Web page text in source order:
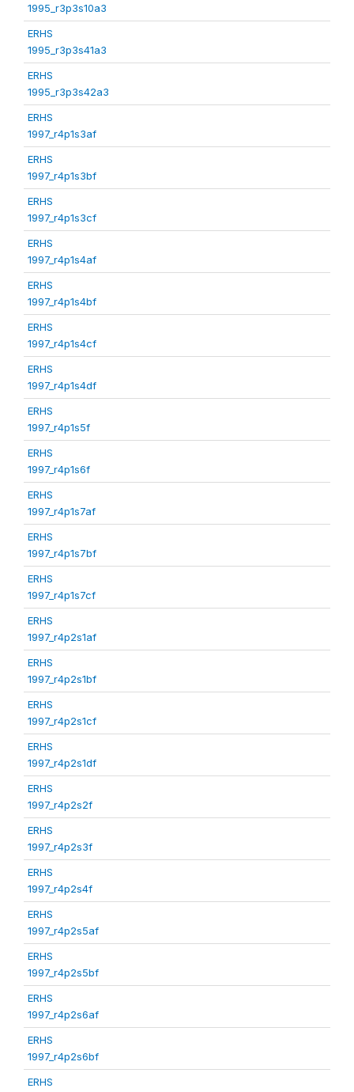
1995_r3p3s10a3
ERHS
1995_r3p3s41a3
ERHS
1995_r3p3s42a3
ERHS
1997_r4p1s3af
ERHS
1997_r4p1s3bf
ERHS
1997_r4p1s3cf
ERHS
1997_r4p1s4af
ERHS
1997_r4p1s4bf
ERHS
1997_r4p1s4cf
ERHS
1997_r4p1s4df
ERHS
1997_r4p1s5f
ERHS
1997_r4p1s6f
ERHS
1997_r4p1s7af
ERHS
1997_r4p1s7bf
ERHS
1997_r4p1s7cf
ERHS
1997_r4p2s1af
ERHS
1997_r4p2s1bf
ERHS
1997_r4p2s1cf
ERHS
1997_r4p2s1df
ERHS
1997_r4p2s2f
ERHS
1997_r4p2s3f
ERHS
1997_r4p2s4f
ERHS
1997_r4p2s5af
ERHS
1997_r4p2s5bf
ERHS
1997_r4p2s6af
ERHS
1997_r4p2s6bf
ERHS